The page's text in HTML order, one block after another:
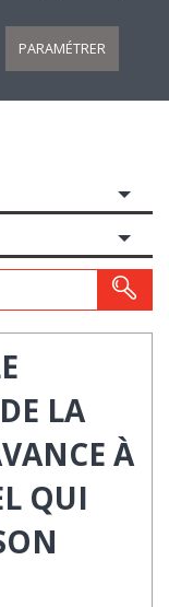
PARAMÉTRER
LA
À
QUI